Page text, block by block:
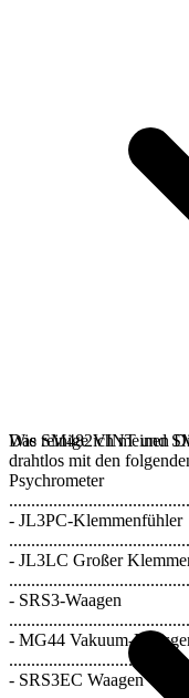
Das SM482VINT und
drahtlos mit den
Psychrometer
- JL3PC-Klemmenfühler
- JL3LC Großer
- SRS3-Waagen
- MG44 Vakuum-
- SRS3EC Waagen
Wie reinige ich meinen